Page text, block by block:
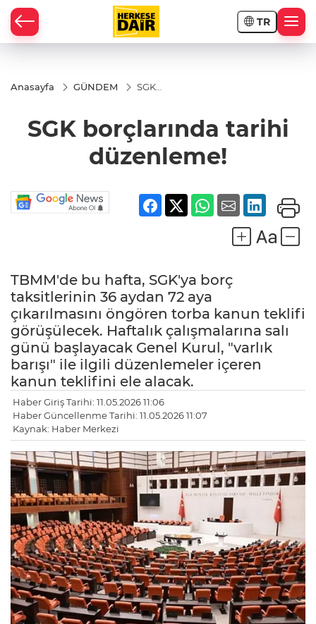
TR
Anasayfa GÜNDEM
SGK
düzenleme!
SGK borçlarında tarihi
düzenleme!
TBMM'de bu hafta, SGK'ya borç
taksitlerinin 36 aydan 72 aya
çıkarılmasını öngören torba kanun teklifi
görüşülecek. Haftalık çalışmalarına salı
günü başlayacak Genel Kurul, "varlık
barışı" ile ilgili düzenlemeler içeren
kanun teklifini ele alacak.
Haber Giriş Tarihi: 11.05.2026 11:06
Haber Güncellenme Tarihi: 11.05.2026 11:07
Kaynak: Haber Merkezi